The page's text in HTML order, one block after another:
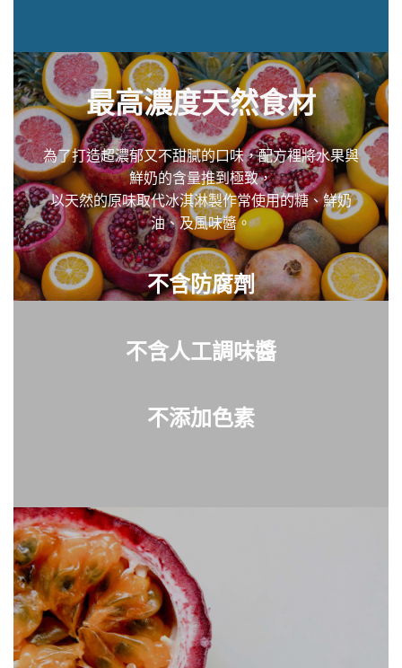
最高濃度天然食材
為了打造超濃郁又不甜膩的口味，配方裡將水果與
鮮奶的含量推到極致，
以天然的原味取代冰淇淋製作常使用的糖、鮮奶
油、及風味醬。
不含防腐劑
不含人工調味醬
不添加色素